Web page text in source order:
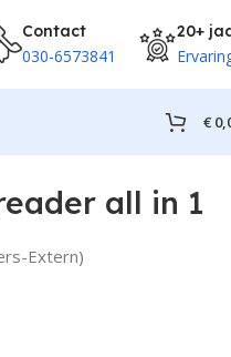
Contact
030-6573841
20+
€
all in 1
Extern)